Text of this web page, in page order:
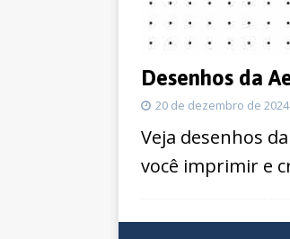
Desenhos da
20 de dezembro de 2024
Veja desenhos
você imprimir e